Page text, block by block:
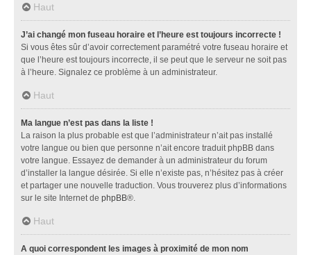
Haut
J’ai changé mon fuseau horaire et l’heure est toujours incorrecte !
Si vous êtes sûr d’avoir correctement paramétré votre fuseau horaire et
que l’heure est toujours incorrecte, il se peut que le serveur ne soit pas
à l’heure. Signalez ce problème à un administrateur.
Haut
Ma langue n’est pas dans la liste !
La raison la plus probable est que l’administrateur n’ait pas installé
votre langue ou bien que personne n’ait encore traduit phpBB dans
votre langue. Essayez de demander à un administrateur du forum
d’installer la langue désirée. Si elle n’existe pas, n’hésitez pas à créer
et partager une nouvelle traduction. Vous trouverez plus d’informations
sur le site Internet de phpBB®.
Haut
A quoi correspondent les images à proximité de mon nom